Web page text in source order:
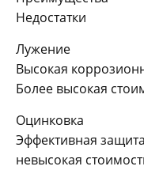
Недостатки
Лужение
Высокая
Более высокая
Оцинковка
Эффективная
невысокая